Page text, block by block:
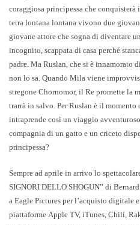
coraggiosa principessa che
terra lontana lontana vivono due
giovane attore che sogna di diventare
incognito, scappata di casa perché
padre. Ma Ruslan, che si è innamorato
non lo sa. Quando Mila viene
stregone Chornomor, il Re promette la
trarrà in salvo. Per Ruslan è il
intraprende così un viaggio
compagnia di un gatto e un criceto
principessa?
Sempre ad aprile in arrivo lo
SIGNORI DELLO SHOGUN” di
a Eagle Pictures per l’acquisto digitale
piattaforme Apple TV, iTunes, Chili,